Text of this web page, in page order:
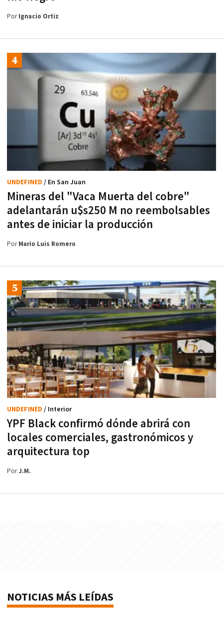
PorIgnacio Ortiz
Mineras del "Vaca Muerta del cobre"
adelantarán u$s250 M no reembolsables
antes de iniciar la producción
UNDEFINED / En San Juan
PorMario Luis Romero
YPF Black confirmó dónde abrirá con
locales comerciales, gastronómicos y
arquitectura top
UNDEFINED / Interior
PorJ.M.
NOTICIAS MÁS LEÍDAS